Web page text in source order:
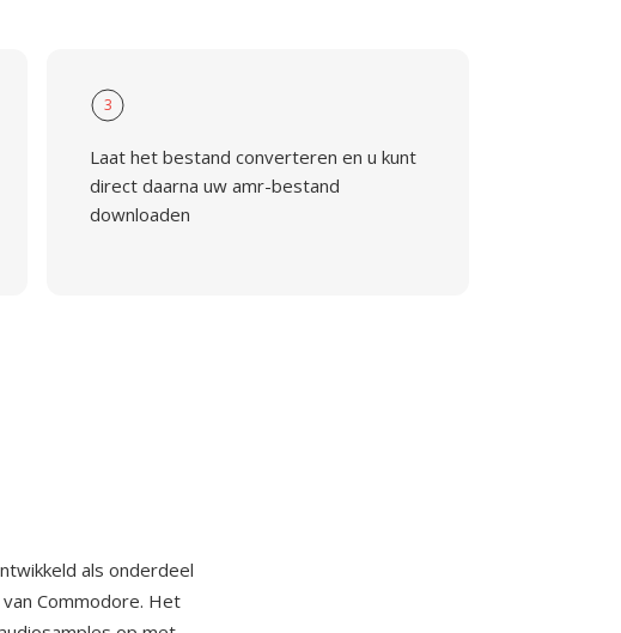
3
Laat het bestand converteren en u kunt
direct daarna uw amr-bestand
downloaden
als onderdeel
Commodore. Het